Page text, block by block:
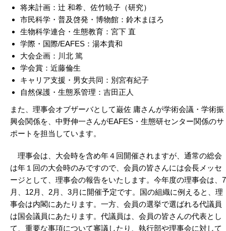
将来計画：辻 和希、佐竹暁子（研究）
市民科学・普及啓発・博物館：鈴木まほろ
生物科学連合・生態教育：宮下 直
学際・国際/EAFES：湯本貴和
大会企画：川北 篤
学会賞：近藤倫生
キャリア支援・男女共同：別宮有紀子
自然保護・生態系管理：吉田正人
また、理事会オブザーバとして巌佐 庸さんが学術会議・学術振
興会関係を、中野伸一さんがEAFES・生態研センター関係のサ
ポートを担当しています。
理事会は、大会時を含め年４回開催されますが、通常の総会
は年１回の大会時のみですので、会員の皆さんには会長メッセ
ージとして、理事会の報告をいたします。今年度の理事会は、7
月、12月、2月、3月に開催予定です。国の組織に例えると、理
事会は内閣にあたります。一方、会員の選挙で選ばれる代議員
は国会議員にあたります。代議員は、会員の皆さんの代表とし
て、重要な事項について審議したり、執行部や理事会に対して